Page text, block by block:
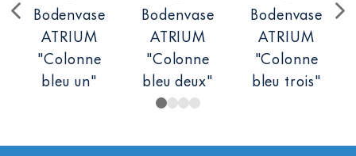
Bodenvase
ATRIUM
"Colonne
bleu un"
Bodenvase
ATRIUM
"Colonne
bleu deux"
Bodenvase
ATRIUM
"Colonne
bleu trois"